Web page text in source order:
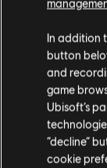
C'est un
réfléchit sans
gangs pour
dantesque,
Sa
un élément
l'importance
In addition
button
and
game
Ubisoft’s
“decline”
cookie